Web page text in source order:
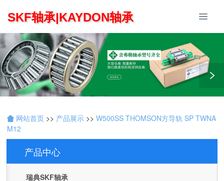
SKF轴承|KAYDON轴承
网站首页 >> 产品展示 >> W500SS THOMSON方导轨 SP TWNA
M12
产品中心
Products
瑞典SKF轴承